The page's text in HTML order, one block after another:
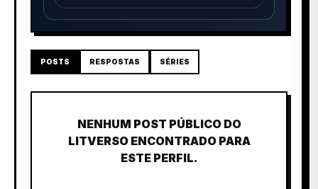
POSTS RESPOSTAS SÉRIES
NENHUM POST PÚBLICO DO
LITVERSO ENCONTRADO PARA
ESTE PERFIL.